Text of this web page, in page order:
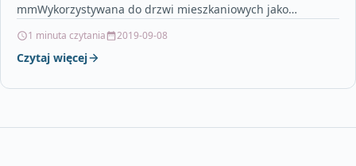
mmWykorzystywana do drzwi mieszkaniowych jako
1 minuta czytania 2019-09-08
Czytaj więcej